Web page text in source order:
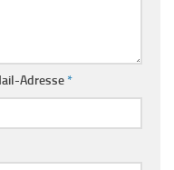
Adresse*